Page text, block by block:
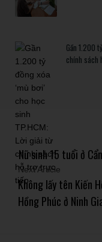
Gần 1.200
chính sách
Nữ sinh 15 tuổi ở
Next Article
Không lấy tên Kiến
Hồng Phúc ở Ninh